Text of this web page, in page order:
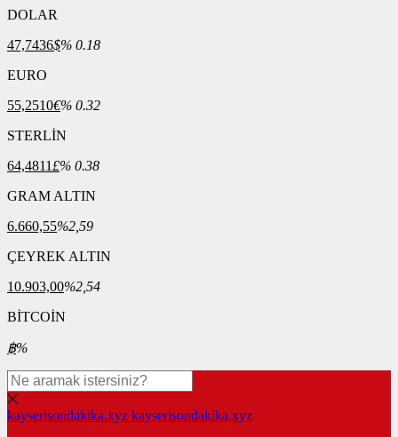
DOLAR
47,7436$% 0.18
EURO
55,2510€% 0.32
STERLİN
64,4811£% 0.38
GRAM ALTIN
6.660,55%2,59
ÇEYREK ALTIN
10.903,00%2,54
BİTCOİN
฿%
kayserisondakika.xyz kayserisondakika.xyz